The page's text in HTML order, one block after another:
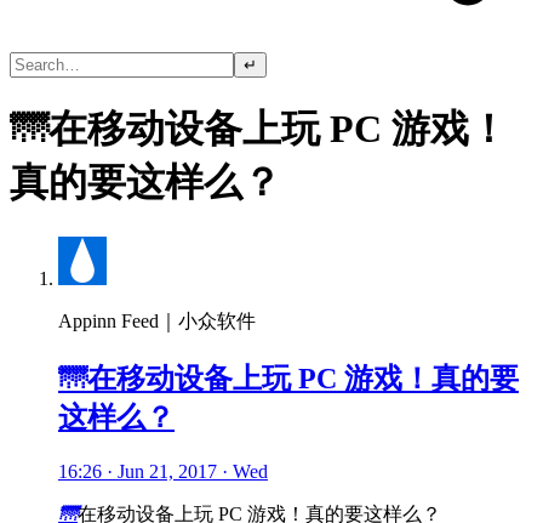
↵
🌁在移动设备上玩 PC 游戏！
真的要这样么？
Appinn Feed｜小众软件
🌁在移动设备上玩 PC 游戏！真的要
这样么？
16:26 · Jun 21, 2017 · Wed
🌁在移动设备上玩 PC 游戏！真的要这样么？